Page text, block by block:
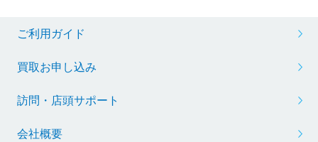
ご利用ガイド
買取お申し込み
訪問・店頭サポート
会社概要